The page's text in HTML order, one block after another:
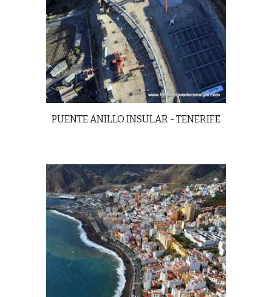
PUENTE ANILLO INSULAR - TENERIFE